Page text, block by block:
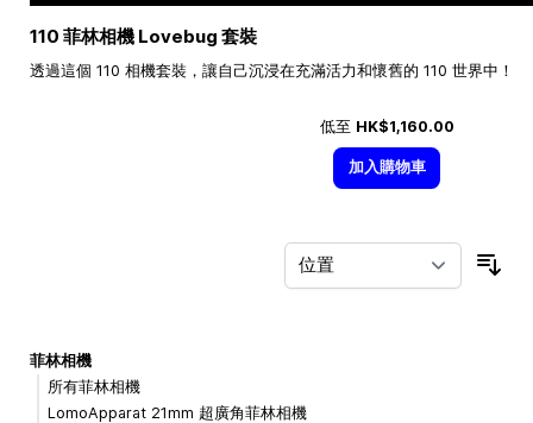
110 菲林相機 Lovebug 套裝
透過這個 110 相機套裝，讓自己沉浸在充滿活力和懷舊的 110 世界中！
低至 HK$1,160.00
加入購物車
菲林相機
所有菲林相機
LomoApparat 21mm 超廣角菲林相機